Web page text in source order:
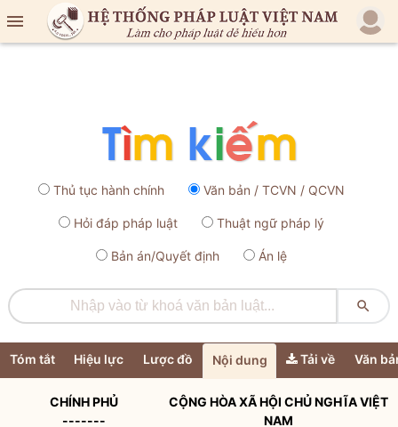

Thủ tục hành chính Văn bản / TCVN / QCVN
Hỏi đáp pháp luật Thuật ngữ pháp lý
Bản án/Quyết định Án lệ

Tóm tắt Hiệu lực Lược đồ Nội dung Tải về Văn
CHÍNH PHỦ
-------
CỘNG HÒA XÃ HỘI CHỦ NGHĨA VIỆT
NAM